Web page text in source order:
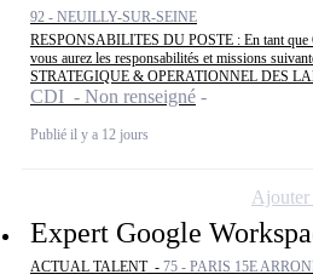
92 - NEUILLY-SUR-SEINE
RESPONSABILITES DU POSTE : En tant que
vous aurez les responsabilités et missions
STRATEGIQUE & OPERATIONNEL DES
CDI - Non renseigné
Publié il y a 12 jours
Expert Google
ACTUAL TALENT - 75 - PARIS 15E
Ajouter